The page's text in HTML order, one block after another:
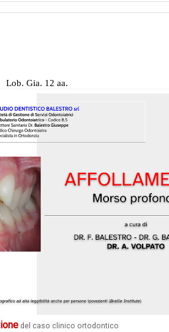
Lob. Gia. 12 aa.
del caso clinico ortodontico